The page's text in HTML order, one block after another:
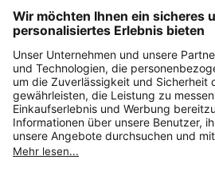
Payment and Delivery
Sicher einkaufen mit